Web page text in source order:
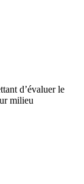
d’évaluer le
milieu